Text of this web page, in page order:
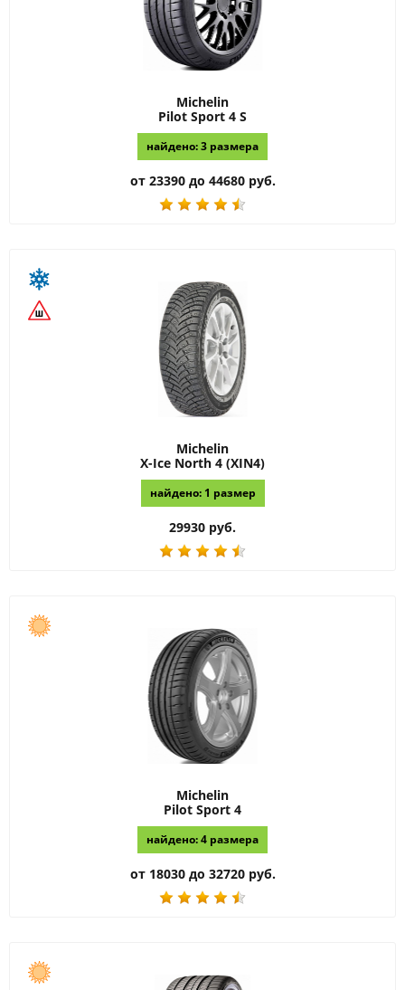
Michelin
Pilot Sport 4 S
найдено: 3 размера
от 23390 до 44680 руб.
Michelin
X-Ice North 4 (XIN4)
найдено: 1 размер
29930 руб.
Michelin
Pilot Sport 4
найдено: 4 размера
от 18030 до 32720 руб.